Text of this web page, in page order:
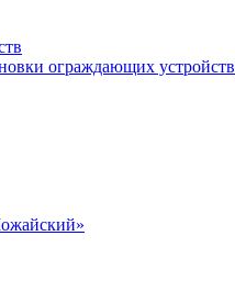
ограждающих устройств